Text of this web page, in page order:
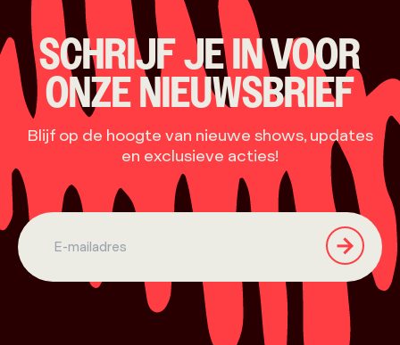
SCHRIJF JE IN VOOR
ONZE NIEUWSBRIEF
Blijf op de hoogte van nieuwe shows, updates
en exclusieve acties!